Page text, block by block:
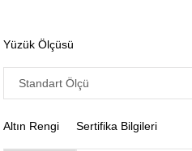
Yüzük Ölçüsü
Altın Rengi Sertifika Bilgileri